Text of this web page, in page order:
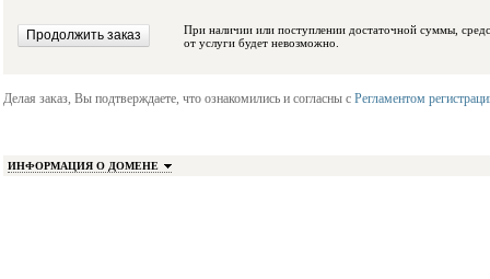
При наличии или поступлении достаточной суммы, средства будут
от услуги будет невозможно.
Делая заказ, Вы подтверждаете, что ознакомились и согласны с Регламентом
ИНФОРМАЦИЯ О ДОМЕНЕ